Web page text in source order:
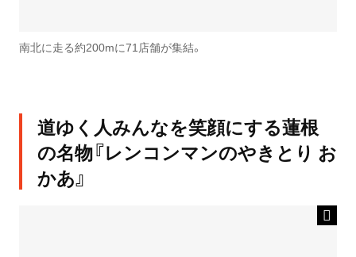
南北に走る約200mに71店舗が集結。
道ゆく人みんなを笑顔にする蓮根
の名物『レンコンマンのやきとり お
かあ』